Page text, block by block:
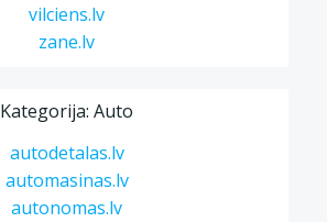
vilciens.lv
zane.lv
Kategorija: Auto
autodetalas.lv
automasinas.lv
autonomas.lv